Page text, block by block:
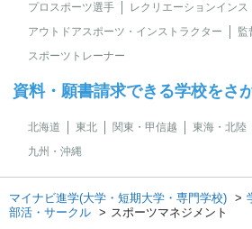
プロスポーツ選手
レクリエーションインス
アウトドアスポーツ・インストラクター
監
スポーツトレーナー
資料・願書請求できる学校をさ
北海道 東北 関東・甲信越 東海・北陸
九州・沖縄
マイナビ進学(大学・短期大学・専門学校)
部活・サークル
スポーツマネジメント